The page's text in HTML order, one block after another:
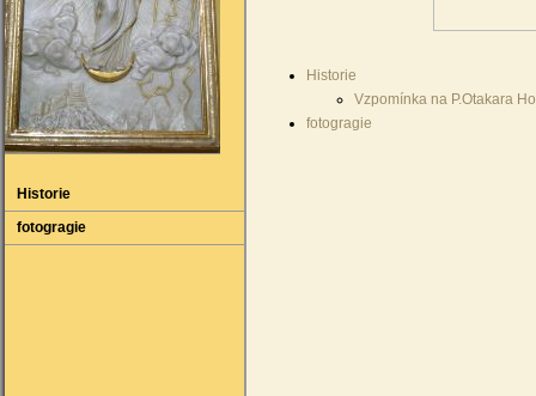
Historie
fotogragie
Historie
Vzpomínka na P.Otakara
fotogragie